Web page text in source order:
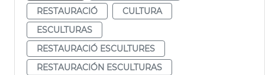
RESTAURACIÓ
CULTURA
ESCULTURAS
RESTAURACIÓ ESCULTURES
RESTAURACIÓN ESCULTURAS